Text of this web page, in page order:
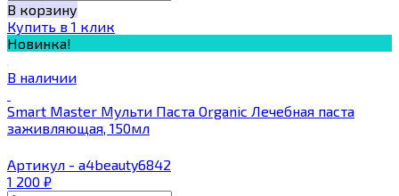
В корзину
Купить в 1 клик
Новинка!
В наличии
Smart Master Мульти Паста Organic Лечебная паста
заживляющая, 150мл
Артикул - a4beauty6842
1 200 ₽